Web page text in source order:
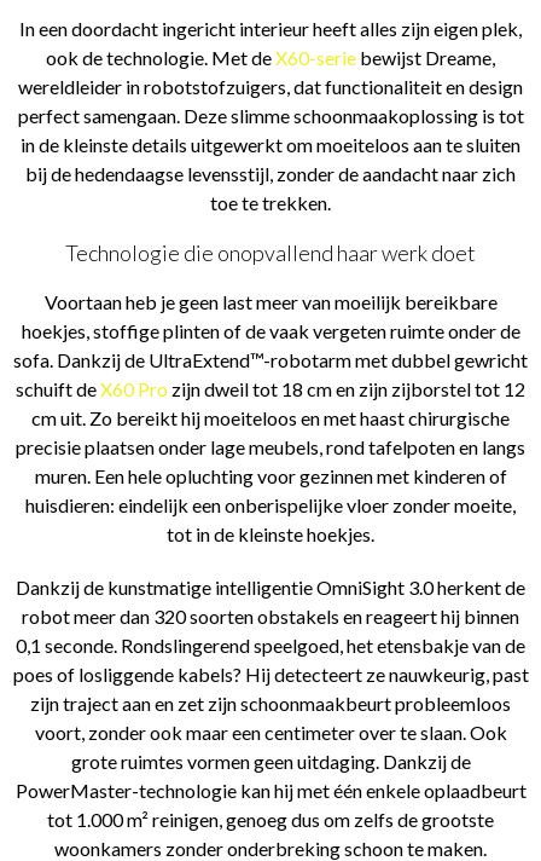
In een doordacht ingericht interieur heeft alles zijn eigen plek,
ook de technologie. Met deX60-serie bewijst Dreame,
wereldleider in robotstofzuigers, dat functionaliteit en design
perfect samengaan. Deze slimme schoonmaakoplossing is tot
in de kleinste details uitgewerkt om moeiteloos aan te sluiten
bij de hedendaagse levensstijl, zonder de aandacht naar zich
toe te trekken.
Technologie die onopvallend haar werk doet
Voortaan heb je geen last meer van moeilijk bereikbare
hoekjes, stoffige plinten of de vaak vergeten ruimte onder de
sofa. Dankzij de UltraExtend™-robotarm met dubbel gewricht
schuift deX60 Pro zijn dweil tot 18 cm en zijn zijborstel tot 12
cm uit. Zo bereikt hij moeiteloos en met haast chirurgische
precisie plaatsen onder lage meubels, rond tafelpoten en langs
muren. Een hele opluchting voor gezinnen met kinderen of
huisdieren: eindelijk een onberispelijke vloer zonder moeite,
tot in de kleinste hoekjes.
Dankzij de kunstmatige intelligentie OmniSight 3.0 herkent de
robot meer dan 320 soorten obstakels en reageert hij binnen
0,1 seconde. Rondslingerend speelgoed, het etensbakje van de
poes of losliggende kabels? Hij detecteert ze nauwkeurig, past
zijn traject aan en zet zijn schoonmaakbeurt probleemloos
voort, zonder ook maar een centimeter over te slaan. Ook
grote ruimtes vormen geen uitdaging. Dankzij de
PowerMaster-technologie kan hij met één enkele oplaadbeurt
tot 1.000 m² reinigen, genoeg dus om zelfs de grootste
woonkamers zonder onderbreking schoon te maken.